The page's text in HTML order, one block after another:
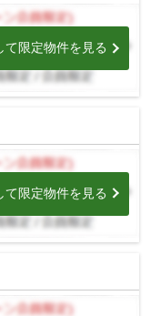
て限定物件を見る
て限定物件を見る